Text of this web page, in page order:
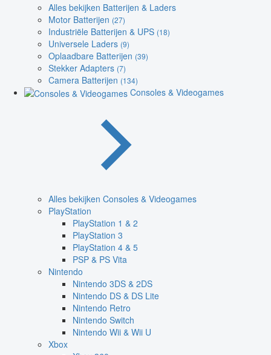
Alles bekijken Batterijen & Laders
Motor Batterijen (27)
Industriële Batterijen & UPS (18)
Universele Laders (9)
Oplaadbare Batterijen (39)
Stekker Adapters (7)
Camera Batterijen (134)
Consoles & Videogames
Alles bekijken Consoles & Videogames
PlayStation
PlayStation 1 & 2
PlayStation 3
PlayStation 4 & 5
PSP & PS Vita
Nintendo
Nintendo 3DS & 2DS
Nintendo DS & DS Lite
Nintendo Retro
Nintendo Switch
Nintendo Wii & Wii U
Xbox